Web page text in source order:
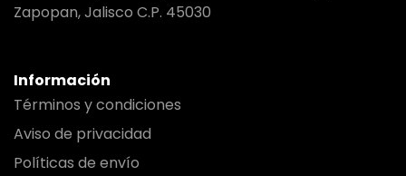
Zapopan, Jalisco C.P. 45030
Información
Términos y condiciones
Aviso de privacidad
Políticas de envío